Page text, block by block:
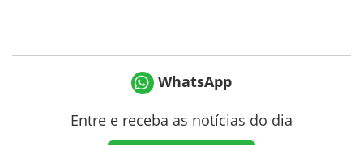
WhatsApp
Entre e receba as notícias do dia